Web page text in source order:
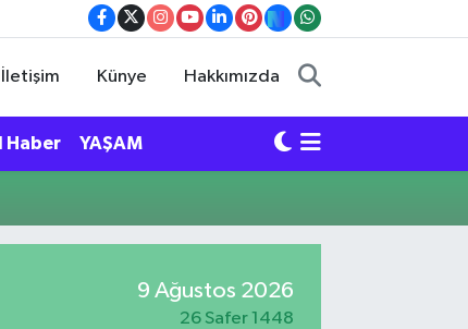
İletişim Künye Hakkımızda
Haber YAŞAM
9 Ağustos 2026
26 Safer 1448